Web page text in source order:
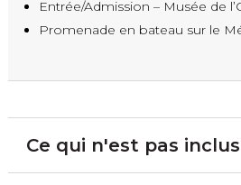
Entrée/Admission – Musée de
Promenade en bateau sur le
Ce qui n'est pas inclus